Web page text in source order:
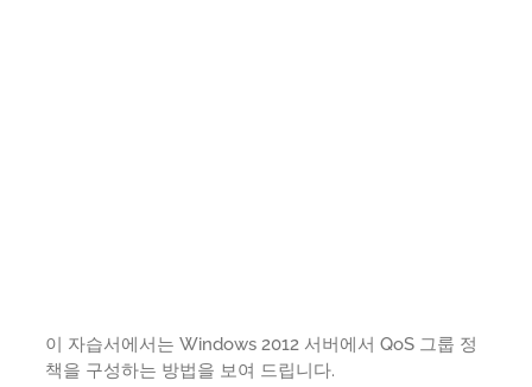
이 자습서에서는 Windows 2012 서버에서 QoS 그룹 정
책을 구성하는 방법을 보여 드립니다.